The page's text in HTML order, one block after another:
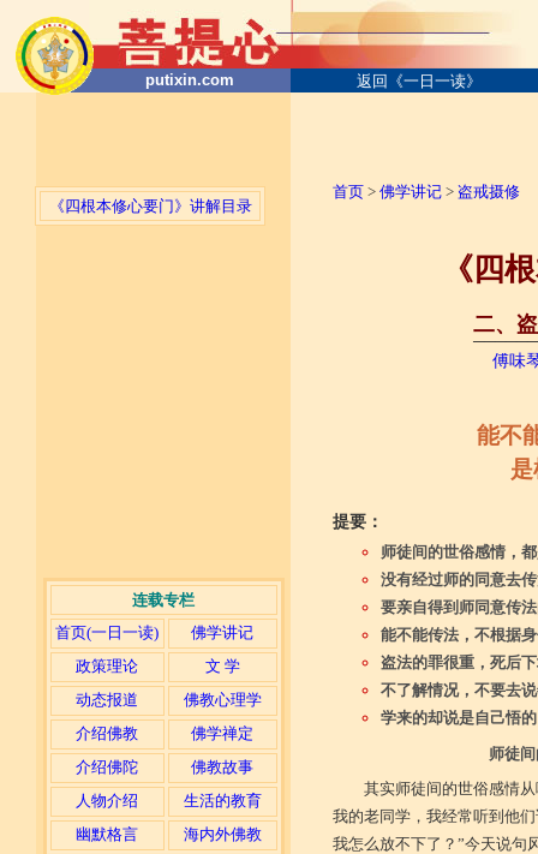
putixin.com 返回《一日一读》
《四根本修心要门》讲解目录
连载专栏
首页(一日一读)
佛学讲记
政策理论
文 学
动态报道
佛教心理学
介绍佛教
佛学禅定
介绍佛陀
佛教故事
人物介绍
生活的教育
幽默格言
海内外佛教
首页> 佛学讲记> 盗戒摄修
《四
二、
傅味
能不
提要：
师徒间的世俗感情，
没有经过师的同意去
要亲自得到师同意传
能不能传法，不根据
盗法的罪很重，死后
不了解情况，不要去
学来的却说是自己悟
师徒
其实师徒间的世俗感情
我的老同学，我经常听到他
我怎么放不下了？”今天说句